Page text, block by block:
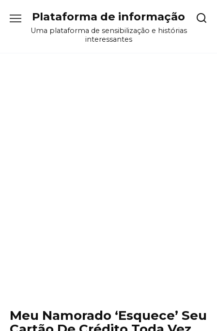
содержанию
Plataforma de informação
Uma plataforma de sensibilização e histórias
interessantes
Meu Namorado ‘Esquece’ Seu